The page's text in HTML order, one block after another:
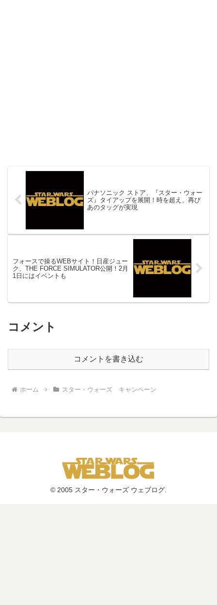
パナソニック ストア、『スター・ウォー
ズ』タイアップを展開！時を超え、再び
あのタッグが実現
フォースで操るWEBサイト！日産ジュー
ク、THE FORCE SIMULATOR公開！2月
1日にはイベントも
コメント
コメントを書き込む
ホーム スター・ウォーズ キャンペーン
© 2005 スター・ウォーズ ウェブログ.